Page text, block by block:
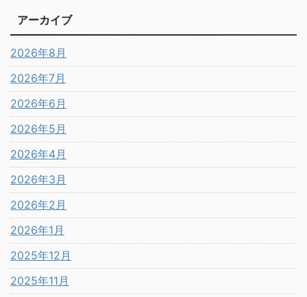
アーカイブ
2026年8月
2026年7月
2026年6月
2026年5月
2026年4月
2026年3月
2026年2月
2026年1月
2025年12月
2025年11月